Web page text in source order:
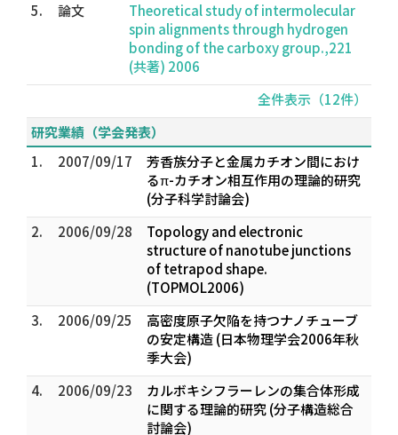
5.
論文
Theoretical study of intermolecular
spin alignments through hydrogen
bonding of the carboxy group.,221
(共著) 2006
全件表示（12件）
研究業績（学会発表）
1.
2007/09/17
芳香族分子と金属カチオン間におけ
るπ-カチオン相互作用の理論的研究
(分子科学討論会)
2.
2006/09/28
Topology and electronic
structure of nanotube junctions
of tetrapod shape.
(TOPMOL2006)
3.
2006/09/25
高密度原子欠陥を持つナノチューブ
の安定構造 (日本物理学会2006年秋
季大会)
4.
2006/09/23
カルボキシフラーレンの集合体形成
に関する理論的研究 (分子構造総合
討論会)